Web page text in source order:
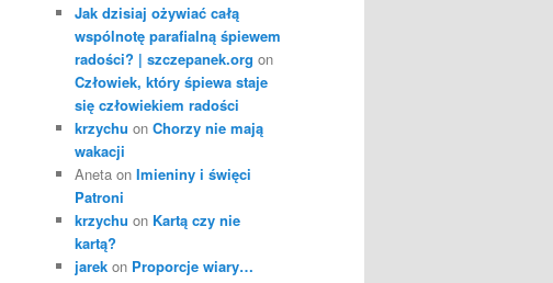
Jak dzisiaj ożywiać całą
wspólnotę parafialną śpiewem
radości? | szczepanek.org on
Człowiek, który śpiewa staje
się człowiekiem radości
krzychu on Chorzy nie mają
wakacji
Aneta on Imieniny i święci
Patroni
krzychu on Kartą czy nie
kartą?
jarek on Proporcje wiary…